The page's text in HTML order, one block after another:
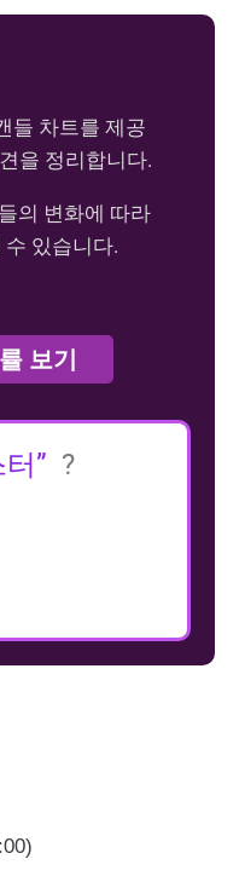
들 차트를 제공
을 정리합니다.
의 변화에 따라
있습니다.
보기
” ?